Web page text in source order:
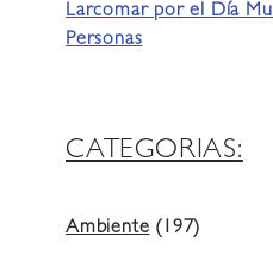
Larcomar por el Día
Personas
CATEGORIAS:
Ambiente (197)